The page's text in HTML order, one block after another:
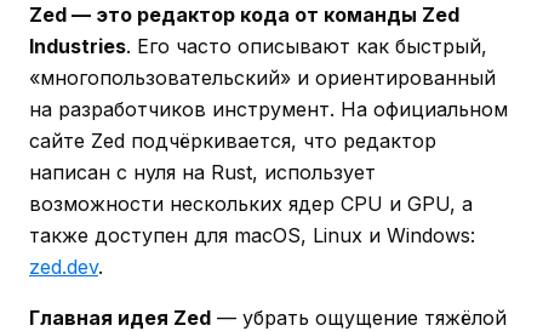
Zed — это редактор кода от команды Zed
Industries. Его часто описывают как быстрый,
«многопользовательский» и ориентированный
на разработчиков инструмент. На официальном
сайте Zed подчёркивается, что редактор
написан с нуля на Rust, использует
возможности нескольких ядер CPU и GPU, а
также доступен для macOS, Linux и Windows:
zed.dev.
Главная идея Zed — убрать ощущение тяжёлой